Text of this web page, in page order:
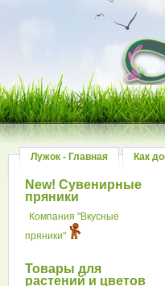
Лужок - Главная Как
New! Сувенирные
пряники
Компания "Вкусные
пряники"
Товары для
растений и цветов